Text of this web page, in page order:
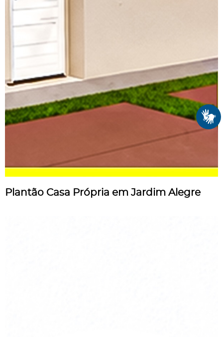
Plantão Casa Própria em Jardim Alegre